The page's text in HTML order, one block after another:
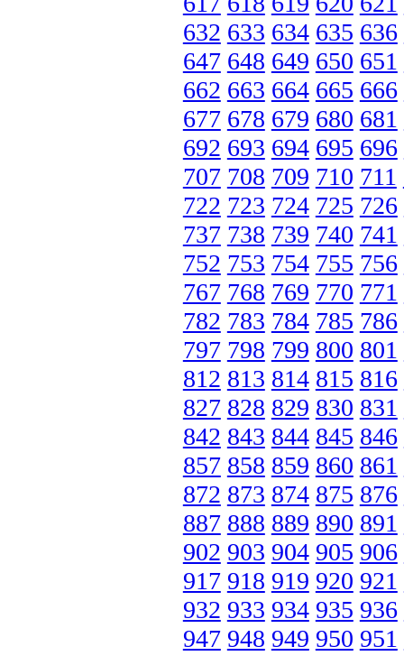
632 633 634 635 636
647 648 649 650 651
662 663 664 665 666
677 678 679 680 681
692 693 694 695 696
707 708 709 710 711
722 723 724 725 726
737 738 739 740 741
752 753 754 755 756
767 768 769 770 771
782 783 784 785 786
797 798 799 800 801
812 813 814 815 816
827 828 829 830 831
842 843 844 845 846
857 858 859 860 861
872 873 874 875 876
887 888 889 890 891
902 903 904 905 906
917 918 919 920 921
932 933 934 935 936
947 948 949 950 951